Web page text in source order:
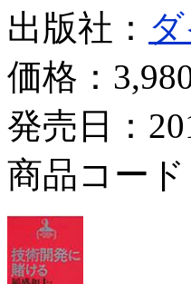
出版社：
価格：
発売日：
商品コード